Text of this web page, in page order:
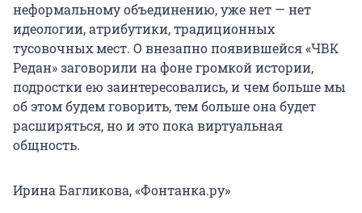
неформальному объединению, уже нет — нет
идеологии, атрибутики, традиционных
тусовочных мест. О внезапно появившейся «ЧВК
Редан» заговорили на фоне громкой истории,
подростки ею заинтересовались, и чем больше мы
об этом будем говорить, тем больше она будет
расширяться, но и это пока виртуальная
общность.
Ирина Багликова, «Фонтанка.ру»